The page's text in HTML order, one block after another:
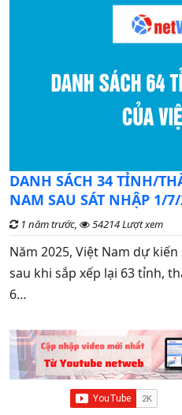
DANH SÁCH 34 TỈNH/
NAM SAU SÁT NHẬP 1/
1 năm trước, 54214 Lượt xem
Năm 2025, Việt Nam dự
sau khi sắp xếp lại 63 tỉnh,
6…